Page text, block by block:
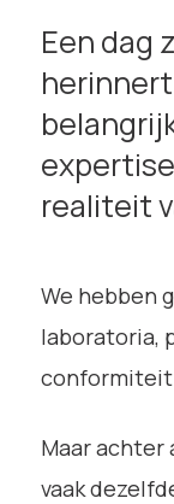
Een dag
realiteit
We hebben
laboratoria,
conformiteit
Maar achter
vaak